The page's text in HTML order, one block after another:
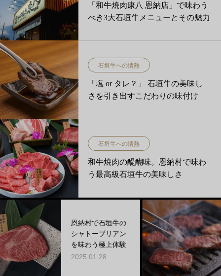
「和牛焼肉康八 恩納店」で味わう
べき3大石垣牛メニューとその魅力
石垣牛への情熱
「塩 or タレ？」 石垣牛の美味し
さを引き出すこだわりの味付け
石垣牛への情熱
和牛焼肉の醍醐味。恩納村で味わ
う最高級石垣牛の美味しさ
恩納村で石垣牛の
シャトーブリアン
を味わう極上体験
2025.01.28
「和牛焼
納店」が
る、肉の
かした焼
夫